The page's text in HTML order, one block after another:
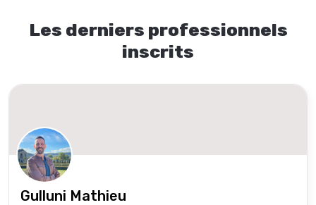
Les derniers professionnels
inscrits
Gulluni Mathieu